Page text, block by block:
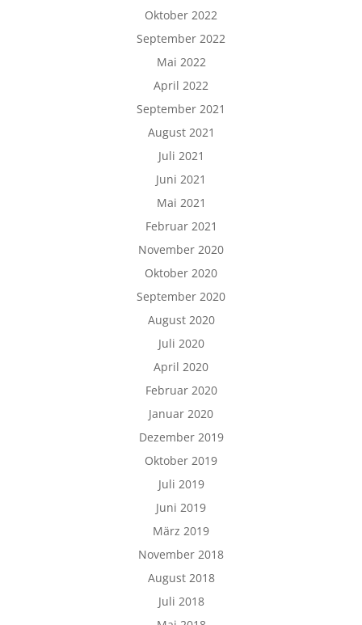
Oktober 2022
September 2022
Mai 2022
April 2022
September 2021
August 2021
Juli 2021
Juni 2021
Mai 2021
Februar 2021
November 2020
Oktober 2020
September 2020
August 2020
Juli 2020
April 2020
Februar 2020
Januar 2020
Dezember 2019
Oktober 2019
Juli 2019
Juni 2019
März 2019
November 2018
August 2018
Juli 2018